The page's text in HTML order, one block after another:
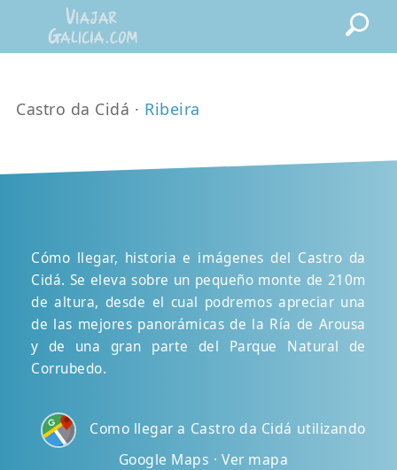
Castro da Cidá · Ribeira
Cómo llegar, historia e imágenes del Castro da
Cidá. Se eleva sobre un pequeño monte de 210m
de altura, desde el cual podremos apreciar una
de las mejores panorámicas de la Ría de Arousa
y de una gran parte del Parque Natural de
Corrubedo.
Como llegar a Castro da Cidá utilizando
Google Maps · Ver mapa